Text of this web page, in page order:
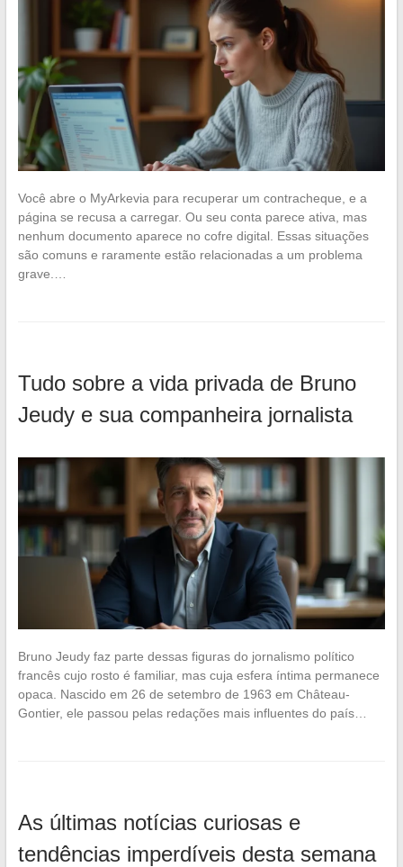
Você abre o MyArkevia para recuperar um contracheque, e a
página se recusa a carregar. Ou seu conta parece ativa, mas
nenhum documento aparece no cofre digital. Essas situações
são comuns e raramente estão relacionadas a um problema
grave.…
Tudo sobre a vida privada de Bruno
Jeudy e sua companheira jornalista
Bruno Jeudy faz parte dessas figuras do jornalismo político
francês cujo rosto é familiar, mas cuja esfera íntima permanece
opaca. Nascido em 26 de setembro de 1963 em Château-
Gontier, ele passou pelas redações mais influentes do país…
As últimas notícias curiosas e
tendências imperdíveis desta semana